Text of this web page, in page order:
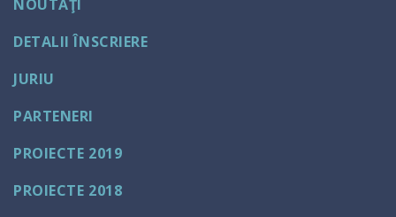
NOUTĂŢI
DETALII ÎNSCRIERE
JURIU
PARTENERI
PROIECTE 2019
PROIECTE 2018